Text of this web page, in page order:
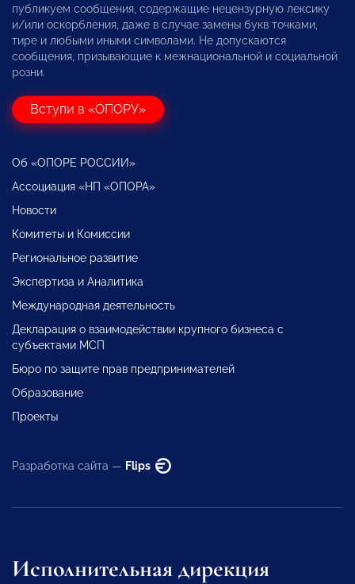
публикуем сообщения, содержащие нецензурную лексику
и/или оскорбления, даже в случае замены букв точками,
тире и любыми иными символами. Не допускаются
сообщения, призывающие к межнациональной и социальной
розни.
Вступи в «ОПОРУ»
Об «ОПОРЕ РОССИИ»
Ассоциация «НП «ОПОРА»
Новости
Комитеты и Комиссии
Региональное развитие
Экспертиза и Аналитика
Международная деятельность
Декларация о взаимодействии крупного бизнеса с
субъектами МСП
Бюро по защите прав предпринимателей
Образование
Проекты
Разработка сайта — Flips
Исполнительная дирекция